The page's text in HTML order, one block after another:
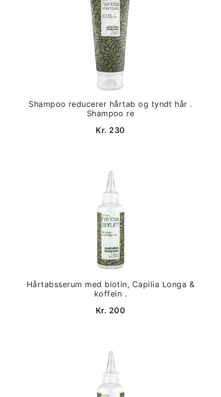
Shampoo reducerer hårtab og tyndt hår .
Shampoo re
Kr. 230
Hårtabsserum med biotin, Capilia Longa &
koffein .
Kr. 200